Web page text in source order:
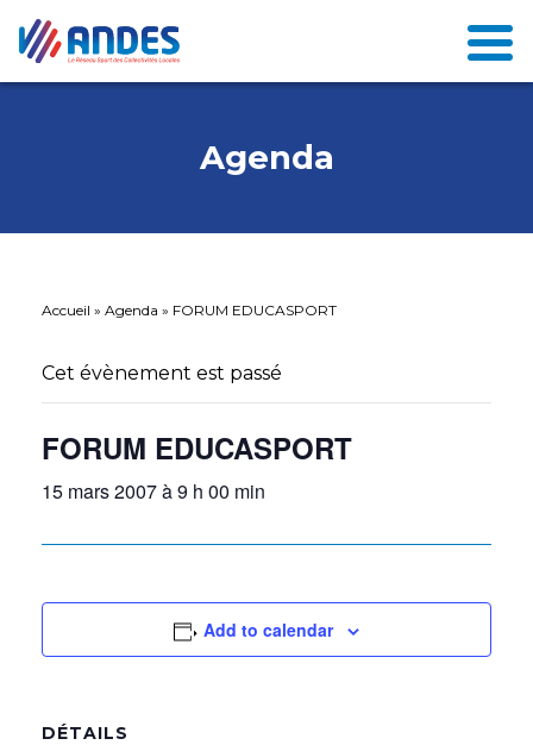
Agenda
Accueil » Agenda » FORUM EDUCASPORT
Cet évènement est passé
FORUM EDUCASPORT
15 mars 2007 à 9 h 00 min
Add to calendar
DÉTAILS